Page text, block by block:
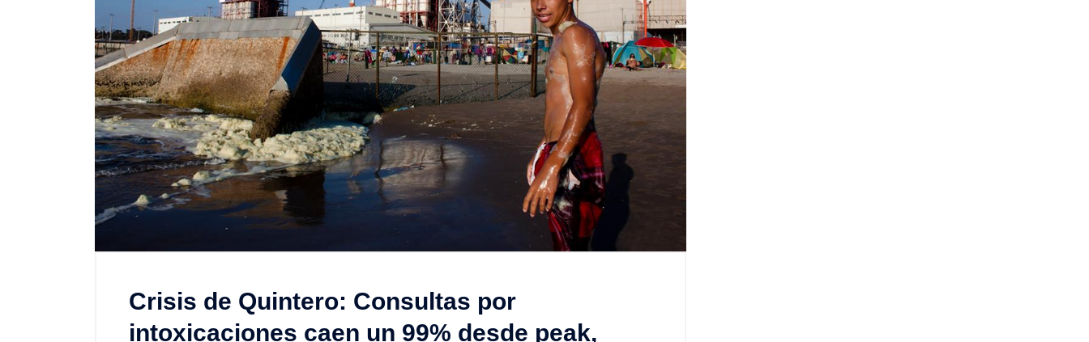
Crisis de Quintero: Consultas por
intoxicaciones caen un 99% desde peak,